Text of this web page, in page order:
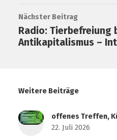
Nächster Beitrag
Radio: Tierbefreiung
Antikapitalismus –
Weitere Beiträge
offenes Treffen,
22. Juli 2026